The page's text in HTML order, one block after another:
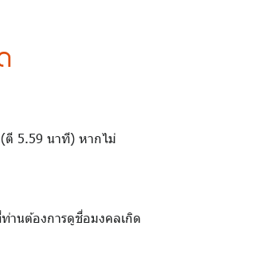
(ตี 5.59 นาที) หากไม่
านต้องการดูชื่อมงคลเกิด